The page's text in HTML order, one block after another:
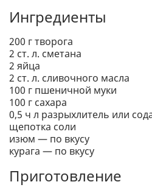
Ингредиенты
200 г творога
2 ст. л. сметана
2 яйца
2 ст. л. сливочного масла
100 г пшеничной муки
100 г сахара
0,5 ч л разрыхлитель или
щепотка соли
изюм — по вкусу
курага — по вкусу
Приготовление